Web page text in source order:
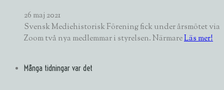
26 maj 2021
Svensk Mediehistorisk Förening fick under årsmötet via
Zoom två nya medlemmar i styrelsen. NärmareLäs mer!
Många tidningar var det